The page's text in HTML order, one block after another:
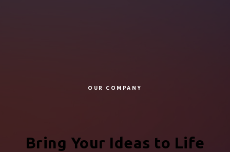
OUR COMPANY
Bring Your Ideas to Life